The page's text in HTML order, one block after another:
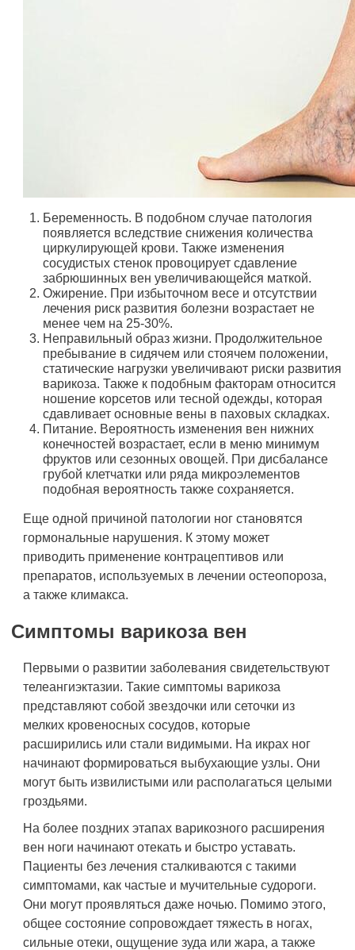
Беременность. В подобном случае патология
появляется вследствие снижения количества
циркулирующей крови. Также изменения
сосудистых стенок провоцирует сдавление
забрюшинных вен увеличивающейся маткой.
Ожирение. При избыточном весе и отсутствии
лечения риск развития болезни возрастает не
менее чем на 25-30%.
Неправильный образ жизни. Продолжительное
пребывание в сидячем или стоячем положении,
статические нагрузки увеличивают риски развития
варикоза. Также к подобным факторам относится
ношение корсетов или тесной одежды, которая
сдавливает основные вены в паховых складках.
Питание. Вероятность изменения вен нижних
конечностей возрастает, если в меню минимум
фруктов или сезонных овощей. При дисбалансе
грубой клетчатки или ряда микроэлементов
подобная вероятность также сохраняется.
Еще одной причиной патологии ног становятся
гормональные нарушения. К этому может
приводить применение контрацептивов или
препаратов, используемых в лечении остеопороза,
а также климакса.
Симптомы варикоза вен
Первыми о развитии заболевания свидетельствуют
телеангиэктазии. Такие симптомы варикоза
представляют собой звездочки или сеточки из
мелких кровеносных сосудов, которые
расширились или стали видимыми. На икрах ног
начинают формироваться выбухающие узлы. Они
могут быть извилистыми или располагаться целыми
гроздьями.
На более поздних этапах варикозного расширения
вен ноги начинают отекать и быстро уставать.
Пациенты без лечения сталкиваются с такими
симптомами, как частые и мучительные судороги.
Они могут проявляться даже ночью. Помимо этого,
общее состояние сопровождает тяжесть в ногах,
сильные отеки, ощущение зуда или жара, а также